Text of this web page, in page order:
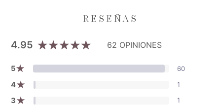
4.95 62 OPINIONES
5★ 60
4★ 1
3★ 1